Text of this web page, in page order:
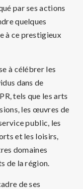
par ses actions
quelques
à ce prestigieux
à célébrer les
dans de
tels que les arts
les œuvres de
public, les
et les loisirs,
domaines
de la région.
de ses